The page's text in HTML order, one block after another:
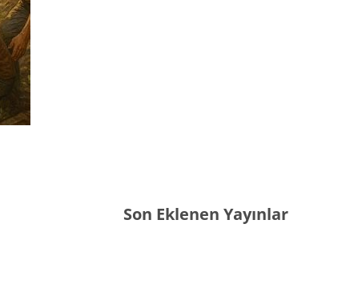
Son Eklenen Yayınlar